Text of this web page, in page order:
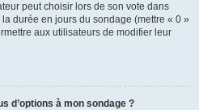
peut choisir lors de son vote dans
durée en jours du sondage (mettre « 0 »
aux utilisateurs de modifier leur
d’options à mon sondage ?